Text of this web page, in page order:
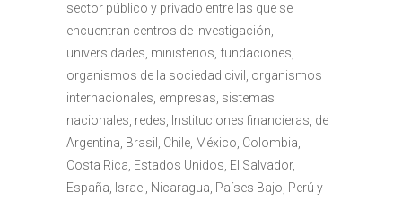
sector público y privado entre las que se
encuentran centros de investigación,
universidades, ministerios, fundaciones,
organismos de la sociedad civil, organismos
internacionales, empresas, sistemas
nacionales, redes, Instituciones financieras, de
Argentina, Brasil, Chile, México, Colombia,
Costa Rica, Estados Unidos, El Salvador,
España, Israel, Nicaragua, Países Bajo, Perú y